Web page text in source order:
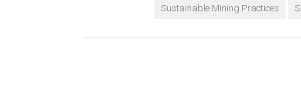
Sustainable Mining Practices